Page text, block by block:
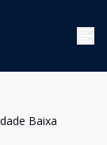
Baixa